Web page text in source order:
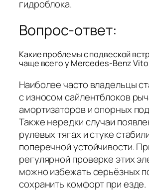
гидроблока.
Вопрос-ответ:
Какие проблемы с подвеской
чаще всего у Mercedes-Benz Vito
Наиболее часто владельцы
с износом сайлентблоков
амортизаторов и опорных
Также нередки случаи
рулевых тягах и стуке
поперечной устойчивости.
регулярной проверке этих
можно избежать серьёзных
сохранить комфорт при езде.